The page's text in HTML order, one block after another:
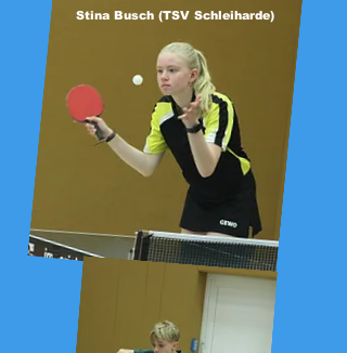
Stina Busch (TSV Schleiharde)